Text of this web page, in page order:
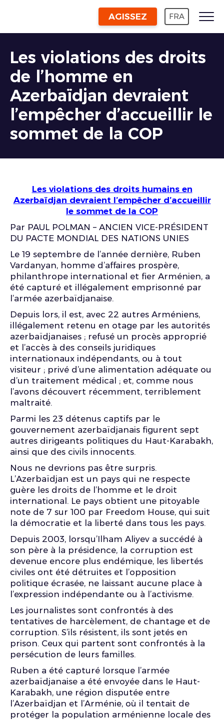
AGISSEZ FRA
Les violations des droits
de l’homme en
Azerbaïdjan devraient
l’empêcher d’accueillir le
sommet de la COP
Les violations des droits humains en
Azerbaïdjan devraient l’empêcher d’accueillir
le sommet de la COP
Par PAUL POLMAN – ANCIEN VICE-PRÉSIDENT
DU PACTE MONDIAL DES NATIONS UNIES
Le 19 septembre de l’année dernière, Ruben
Vardanyan, homme d’affaires prospère,
philanthrope international et fier Arménien, a
été capturé et illégalement emprisonné par
l’armée azerbaïdjanaise.
Depuis lors, il est, avec 22 autres Arméniens,
illégalement retenu en otage par les autorités
azerbaïdjanaises ; refusé un procès approprié
et l’accès à des conseils juridiques
internationaux indépendants, ou à tout
visiteur ; privé d’une alimentation adéquate ou
d’un traitement médical ; et, comme nous
l’avons découvert récemment, terriblement
maltraité.
Parmi les 23 détenus captifs par le
gouvernement azerbaïdjanais figurent sept
autres dirigeants politiques du Haut-Karabakh,
ainsi que des civils innocents.
Nous ne devrions pas être surpris.
L’Azerbaïdjan est un pays qui ne respecte
guère les droits de l’homme et le droit
international. Le pays obtient une pitoyable
note de 7 sur 100 par Freedom House, qui suit
la démocratie et la liberté dans tous les pays.
Depuis 2003, lorsqu’Ilham Aliyev a succédé à
son père à la présidence, la corruption est
devenue encore plus endémique, les libertés
civiles ont été détruites et l’opposition
politique écrasée, ne laissant aucune place à
l’expression indépendante ou à l’activisme.
Les journalistes sont confrontés à des
tentatives de harcèlement, de chantage et de
corruption. S’ils résistent, ils sont jetés en
prison. Ceux qui partent sont confrontés à la
persécution de leurs familles.
Ruben a été capturé lorsque l’armée
azerbaïdjanaise a été envoyée dans le Haut-
Karabakh, une région disputée entre
l’Azerbaïdjan et l’Arménie, où il tentait de
protéger la population arménienne locale des